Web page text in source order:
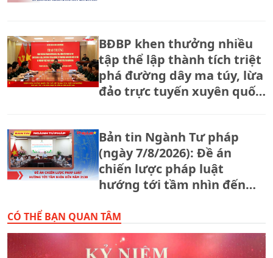
BĐBP khen thưởng nhiều
tập thể lập thành tích triệt
phá đường dây ma túy, lừa
đảo trực tuyến xuyên quốc
Bản tin Ngành Tư pháp
(ngày 7/8/2026): Đề án
chiến lược pháp luật
hướng tới tầm nhìn đến
CÓ THỂ BẠN QUAN TÂM